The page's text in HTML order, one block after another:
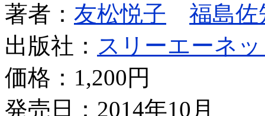
著者： 友松悦子
福島佐
出版社： スリーエーネ
価格： 1,200円
発売日：2014年10月